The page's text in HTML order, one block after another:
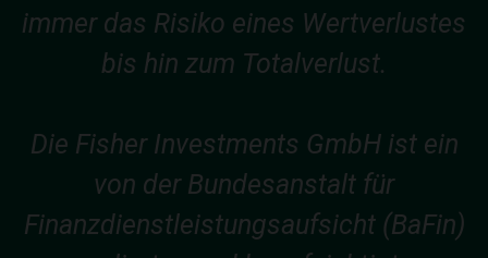
immer das Risiko eines Wertverlustes
bis hin zum Totalverlust.
Die Fisher Investments GmbH ist ein
von der Bundesanstalt für
Finanzdienstleistungsaufsicht (BaFin)